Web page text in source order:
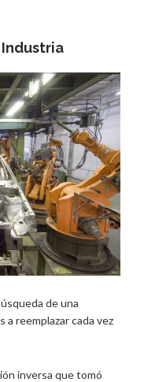
de una
a reemplazar cada vez
inversa que tomó